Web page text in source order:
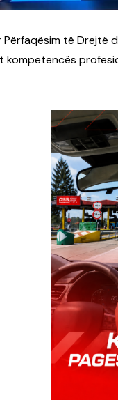
Përfaqësim të Drejtë
kompetencës